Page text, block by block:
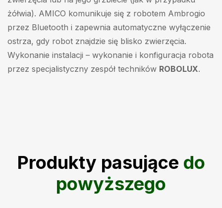
żółwia). AMICO komunikuje się z robotem Ambrogio
przez Bluetooth i zapewnia automatyczne wyłączenie
ostrza, gdy robot znajdzie się blisko zwierzęcia.
Wykonanie instalacji – wykonanie i konfiguracja robota
przez specjalistyczny zespół techników ROBOLUX.
Produkty pasujące do
powyższego